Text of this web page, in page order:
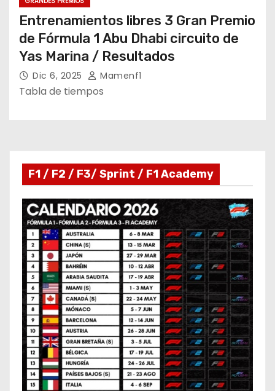
Entrenamientos libres 3 Gran Premio
de Fórmula 1 Abu Dhabi circuito de
Yas Marina / Resultados
Dic 6, 2025 Mamenf1
Tabla de tiempos
F1 / F2 / F3/ Sprint / F1 Academy